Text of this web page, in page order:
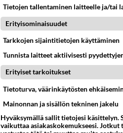
Tietojen tallentaminen laitteelle ja/tai
Erityisominaisuudet
Tarkkojen sijaintitietojen käyttäminen
Tunnista laitteet aktiivisesti
Erityiset tarkoitukset
Tietoturva, väärinkäytösten
Mainonnan ja sisällön tekninen jakelu
Hyväksymällä sallit tietojesi käsittelyn.
vaikuttaa asiakaskokemukseesi.